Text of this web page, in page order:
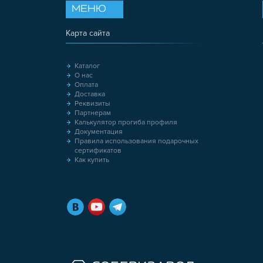
МЕНЮ
Карта сайта
Каталог
О нас
Оплата
Доставка
Реквизиты
Партнерам
Калькулятор прогиба профиля
Документация
Правила использования подарочных
сертификатов
Как купить